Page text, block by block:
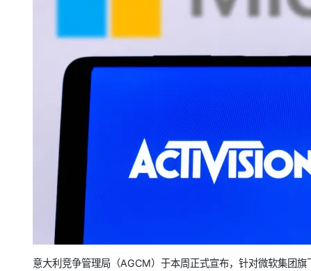
意大利竞争管理局（AGCM）于本周正式宣布，针对微软集团